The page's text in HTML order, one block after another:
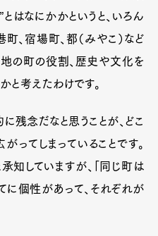
とはなにかかというと、いろん
、宿場町、都（みやこ）など
地の町の役割、歴史や文化を
考えたわけです。
残念だなと思うことが、どこ
ってしまっていることです。
知していますが、「同じ町は
に個性があって、それぞれが